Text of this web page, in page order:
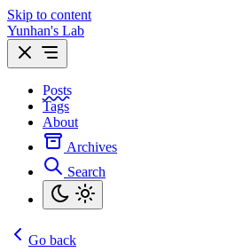
Skip to content
Yunhan's Lab
Posts
Tags
About
Archives
Search
Go back